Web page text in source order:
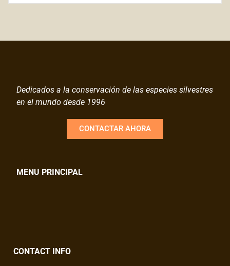
Dedicados a la conservación de las especies silvestres
en el mundo desde 1996
CONTACTAR AHORA
MENU PRINCIPAL
CONTACT INFO